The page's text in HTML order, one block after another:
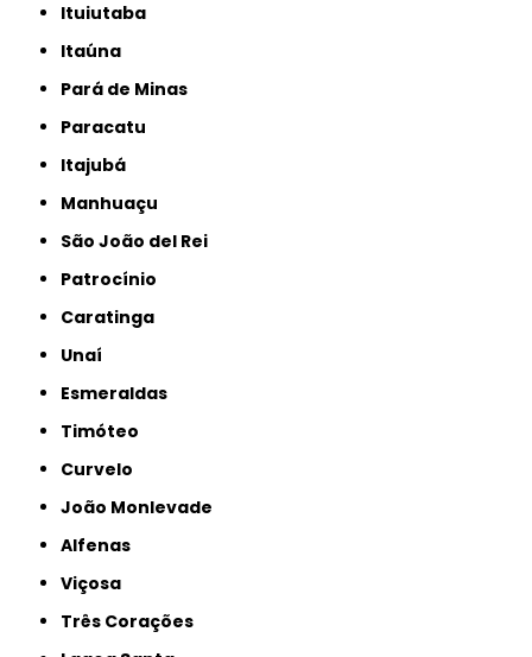
Ituiutaba
Itaúna
Pará de Minas
Paracatu
Itajubá
Manhuaçu
São João del Rei
Patrocínio
Caratinga
Unaí
Esmeraldas
Timóteo
Curvelo
João Monlevade
Alfenas
Viçosa
Três Corações